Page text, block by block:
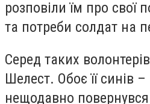
розповіли їм про свої
та потреби солдат на
Серед таких
Шелест. Обоє її синів –
нещодавно